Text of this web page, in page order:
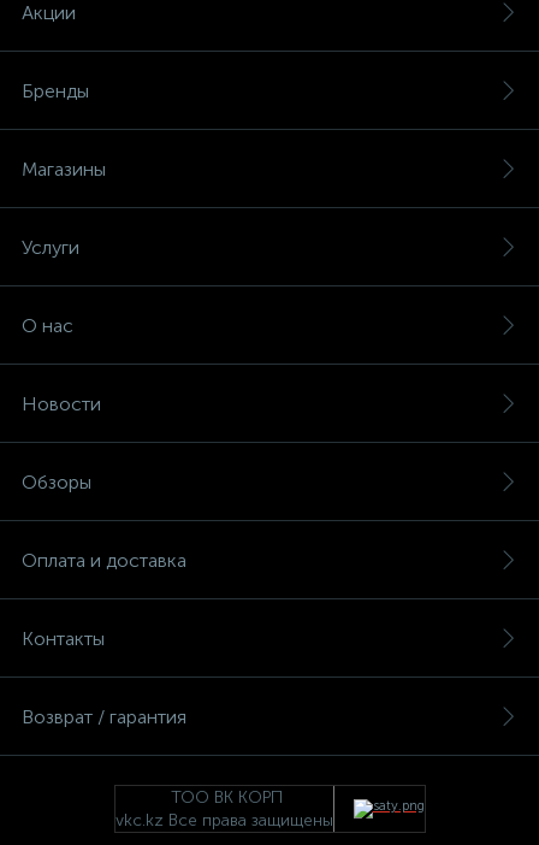
Акции
Бренды
Магазины
Услуги
О нас
Новости
Обзоры
Оплата и доставка
Контакты
Возврат / гарантия
ТОО ВК КОРП
vkc.kz Все права защищены